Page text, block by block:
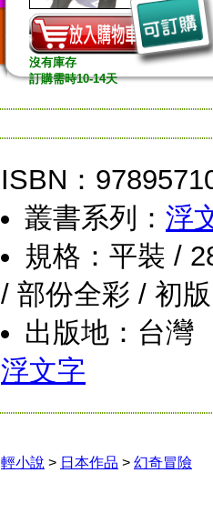
沒有庫存
訂購需時10-14天
ISBN：
叢書系列： 浮
規格：平裝 /
/ 部份全彩 / 初版
出版地：台灣
浮文字
輕小說 > 日本作品 > 幻奇冒險